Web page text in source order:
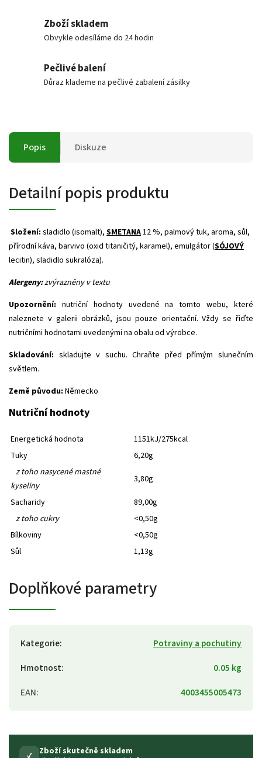
Zboží skladem
Obvykle odesíláme do 24 hodin
Pečlivé balení
Důraz klademe na pečlivé zabalení zásilky
Popis Diskuze
Detailní popis produktu
Složení: sladidlo (isomalt), SMETANA12 %, palmový tuk, aroma, sůl,
přírodní káva, barvivo (oxid titaničitý, karamel), emulgátor (SÓJOVÝ
lecitin), sladidlo sukralóza).
Alergeny:zvýrazněny v textu
Upozornění: nutriční hodnoty uvedené na tomto webu, které
naleznete v galerii obrázků, jsou pouze orientační. Vždy se řiďte
nutričními hodnotami uvedenými na obalu od výrobce.
Skladování: skladujte v suchu. Chraňte před přímým slunečním
světlem.
Země původu: Německo
Nutriční hodnoty
Energetická hodnota
1151kJ/275kcal
Tuky
6,20g
z toho nasycené mastné
kyseliny
3,80g
Sacharidy
89,00g
z toho cukry
<0,50g
Bílkoviny
<0,50g
Sůl
1,13g
Doplňkové parametry
Kategorie:
Potraviny a pochutiny
Hmotnost:
0.05 kg
EAN: 4003455005473
✓ Zboží skutečně skladem